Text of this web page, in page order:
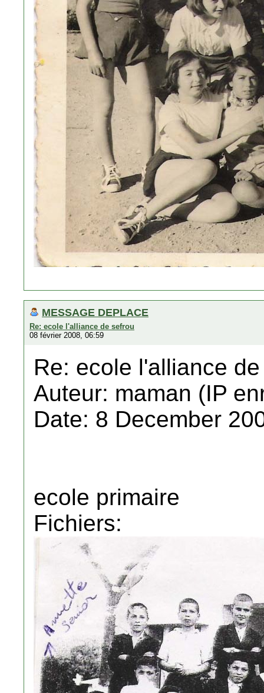
MESSAGE DEPLACE
Re: ecole l'alliance de sefrou
08 février 2008, 06:59
Re: ecole l'alliance
Auteur: maman (IP
Date: 8 December
ecole primaire
Fichiers: